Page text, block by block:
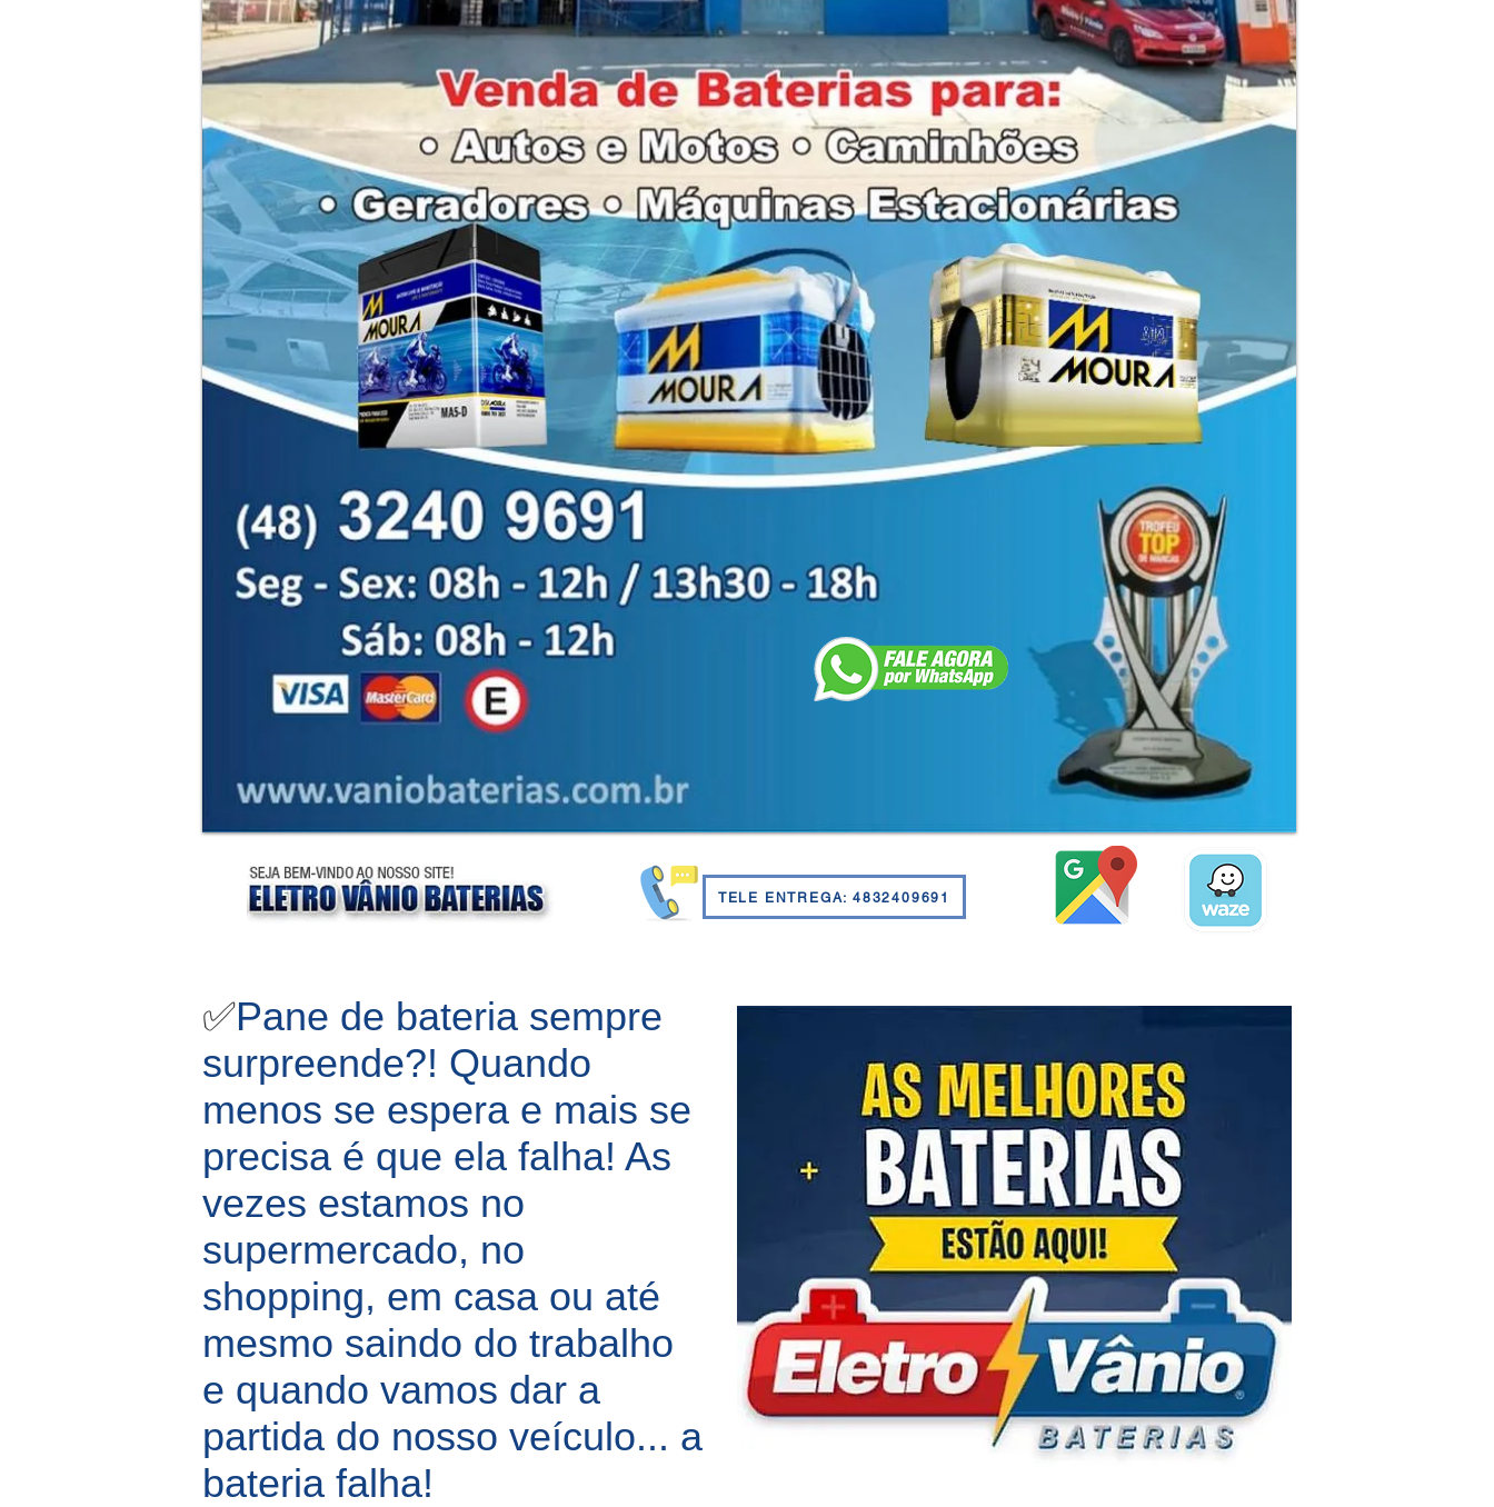
TELE ENTREGA: 4832409691
✅Pane de bateria sempre
surpreende?! Quando
menos se espera e mais se
precisa é que ela falha! As
vezes estamos no
supermercado, no
shopping, em casa ou até
mesmo saindo do trabalho
e quando vamos dar a
partida do nosso veículo... a
bateria falha!